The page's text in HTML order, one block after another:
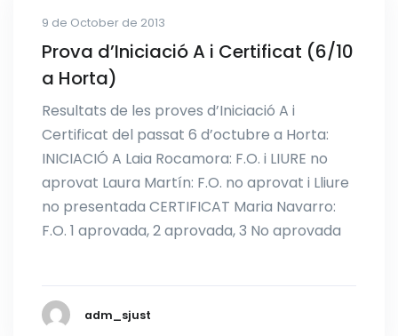
9 de October de 2013
Prova d’Iniciació A i Certificat (6/10
a Horta)
Resultats de les proves d’Iniciació A i
Certificat del passat 6 d’octubre a Horta:
INICIACIÓ A Laia Rocamora: F.O. i LIURE no
aprovat Laura Martín: F.O. no aprovat i Lliure
no presentada CERTIFICAT Maria Navarro:
F.O. 1 aprovada, 2 aprovada, 3 No aprovada
adm_sjust